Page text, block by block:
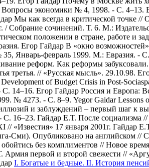
Вопросы экономики № 4, 1998. - С. 4–13.
Мы как всегда в критической точке
/ Собрание сочинений. Т. 6. М.:
положении в стране, работе и
Егор Гайдар В «oкно
Январь-февраль 1999. М.: Евразия. -
реформ. Как реформы
третья. // «Русская мысль». 29.10.98.
of Budget Crisis in Post-
С. 14–16. Егор Гайдар Россия и Европа:
№ 4273. - С. 8–9. Yegor Gaidar Lessons
и заблуждений – первый шаг к
С. 16–23. Гайдар Е.Т. После социализма
«Известия» 17 января 2001г. Гайдар
Сми). Опубликовано на английском //
без комплиментов // Новое
Армия первой и второй свежести //
I. Богатые и бедные. II. История